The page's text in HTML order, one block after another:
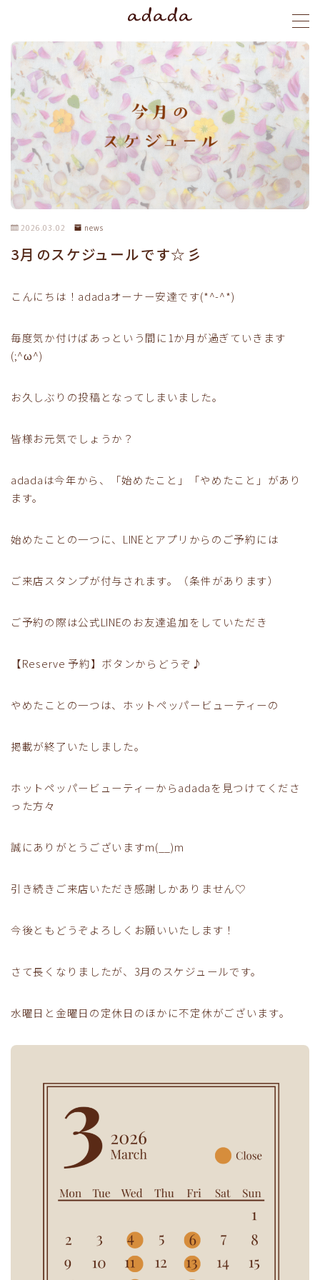
MENU
menu
blog
stylist
2026.03.02 news
3月のスケジュールです☆彡
こんにちは！adadaオーナー安達です(*^-^*)
毎度気か付けばあっという間に1か月が過ぎていきます
(;^ω^)
お久しぶりの投稿となってしまいました。
皆様お元気でしょうか？
adadaは今年から、「始めたこと」「やめたこと」があり
ます。
始めたことの一つに、LINEとアプリからのご予約には
ご来店スタンプが付与されます。（条件があります）
ご予約の際は公式LINEのお友達追加をしていただき
【Reserve 予約】ボタンからどうぞ♪
やめたことの一つは、ホットペッパービューティーの
掲載が終了いたしました。
ホットペッパービューティーからadadaを見つけてくださ
った方々
誠にありがとうございますm(__)m
引き続きご来店いただき感謝しかありません♡
今後ともどうぞよろしくお願いいたします！
さて長くなりましたが、3月のスケジュールです。
水曜日と金曜日の定休日のほかに不定休がございます。